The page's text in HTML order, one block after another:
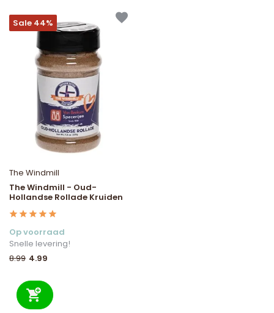
Sale 44%
The Windmill
The Windmill - Oud-
Hollandse Rollade Kruiden
Op voorraad
Snelle levering!
8.99 4.99